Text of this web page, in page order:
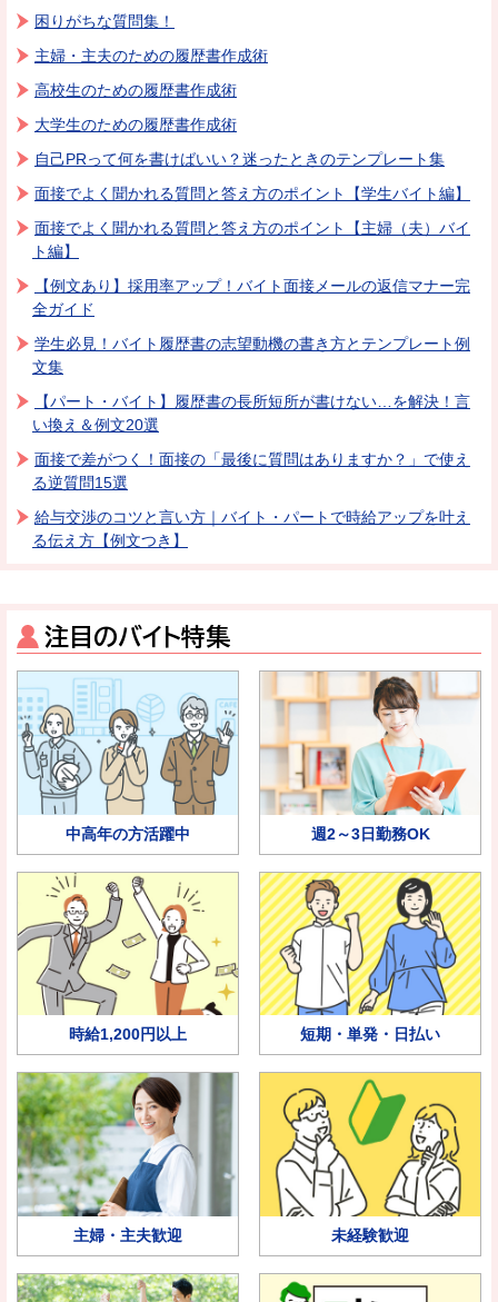
困りがちな質問集！
主婦・主夫のための履歴書作成術
高校生のための履歴書作成術
大学生のための履歴書作成術
自己PRって何を書けばいい？迷ったときのテンプレート集
面接でよく聞かれる質問と答え方のポイント【学生バイト編】
面接でよく聞かれる質問と答え方のポイント【主婦（夫）バイ
ト編】
【例文あり】採用率アップ！バイト面接メールの返信マナー完
全ガイド
学生必見！バイト履歴書の志望動機の書き方とテンプレート例
文集
【パート・バイト】履歴書の長所短所が書けない…を解決！言
い換え＆例文20選
面接で差がつく！面接の「最後に質問はありますか？」で使え
る逆質問15選
給与交渉のコツと言い方｜バイト・パートで時給アップを叶え
る伝え方【例文つき】
注目のバイト特集
中高年の方活躍中 週2～3日勤務OK
時給1,200円以上 短期・単発・日払い
主婦・主夫歓迎 未経験歓迎